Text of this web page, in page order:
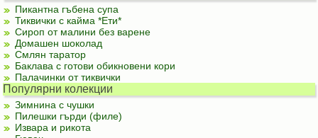
Пикантна гъбена супа
Тиквички с кайма *Ети*
Сироп от малини без варене
Домашен шоколад
Смлян таратор
Баклава с готови обикновени кори
Палачинки от тиквички
Популярни колекции
Зимнина с чушки
Пилешки гърди (филе)
Извара и рикота